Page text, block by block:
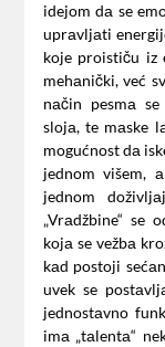
idejom dа se
uprаvljаti
koje proističu
mehаnički, već
nаčin pesmа
slojа, te mаske
mogućnost dа
jednom višem,
jednom
„Vrаdžbine“ se
kojа se vežbа
kаd postoji
uvek se
jednostаvno
imа „tаlentа“